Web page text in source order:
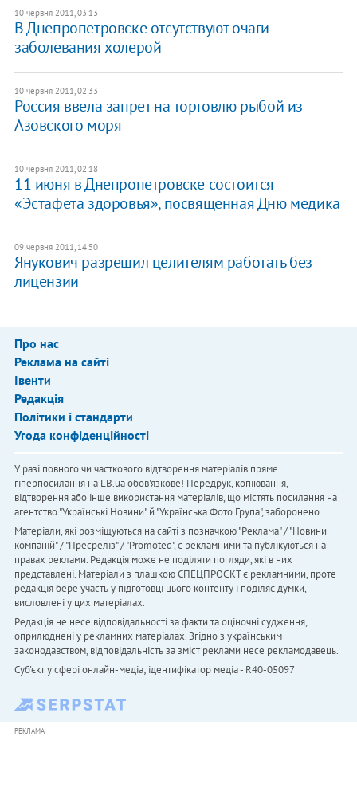
10 червня 2011, 03:13
В Днепропетровске отсутствуют очаги
заболевания холерой
10 червня 2011, 02:33
Россия ввела запрет на торговлю рыбой из
Азовского моря
10 червня 2011, 02:18
11 июня в Днепропетровске состоится
«Эстафета здоровья», посвященная Дню медика
09 червня 2011, 14:50
Янукович разрешил целителям работать без
лицензии
Про нас
Реклама на сайті
Івенти
Редакція
Політики і стандарти
Угода конфіденційності
У разі повного чи часткового відтворення матеріалів пряме
гіперпосилання на LB.ua обов'язкове! Передрук, копіювання,
відтворення або інше використання матеріалів, що містять посилання на
агентство "Українськi Новини" й "Українська Фото Група", заборонено.
Матеріали, які розміщуються на сайті з позначкою "Реклама" / "Новини
компаній" / "Пресреліз" / "Promoted", є рекламними та публікуються на
правах реклами. Редакція може не поділяти погляди, які в них
представлені. Матеріали з плашкою СПЕЦПРОЄКТ є рекламними, проте
редакція бере участь у підготовці цього контенту і поділяє думки,
висловлені у цих матеріалах.
Редакція не несе відповідальності за факти та оціночні судження,
оприлюднені у рекламних матеріалах. Згідно з українським
законодавством, відповідальність за зміст реклами несе рекламодавець.
Cуб'єкт у сфері онлайн-медіа; ідентифікатор медіа - R40-05097
РЕКЛАМА